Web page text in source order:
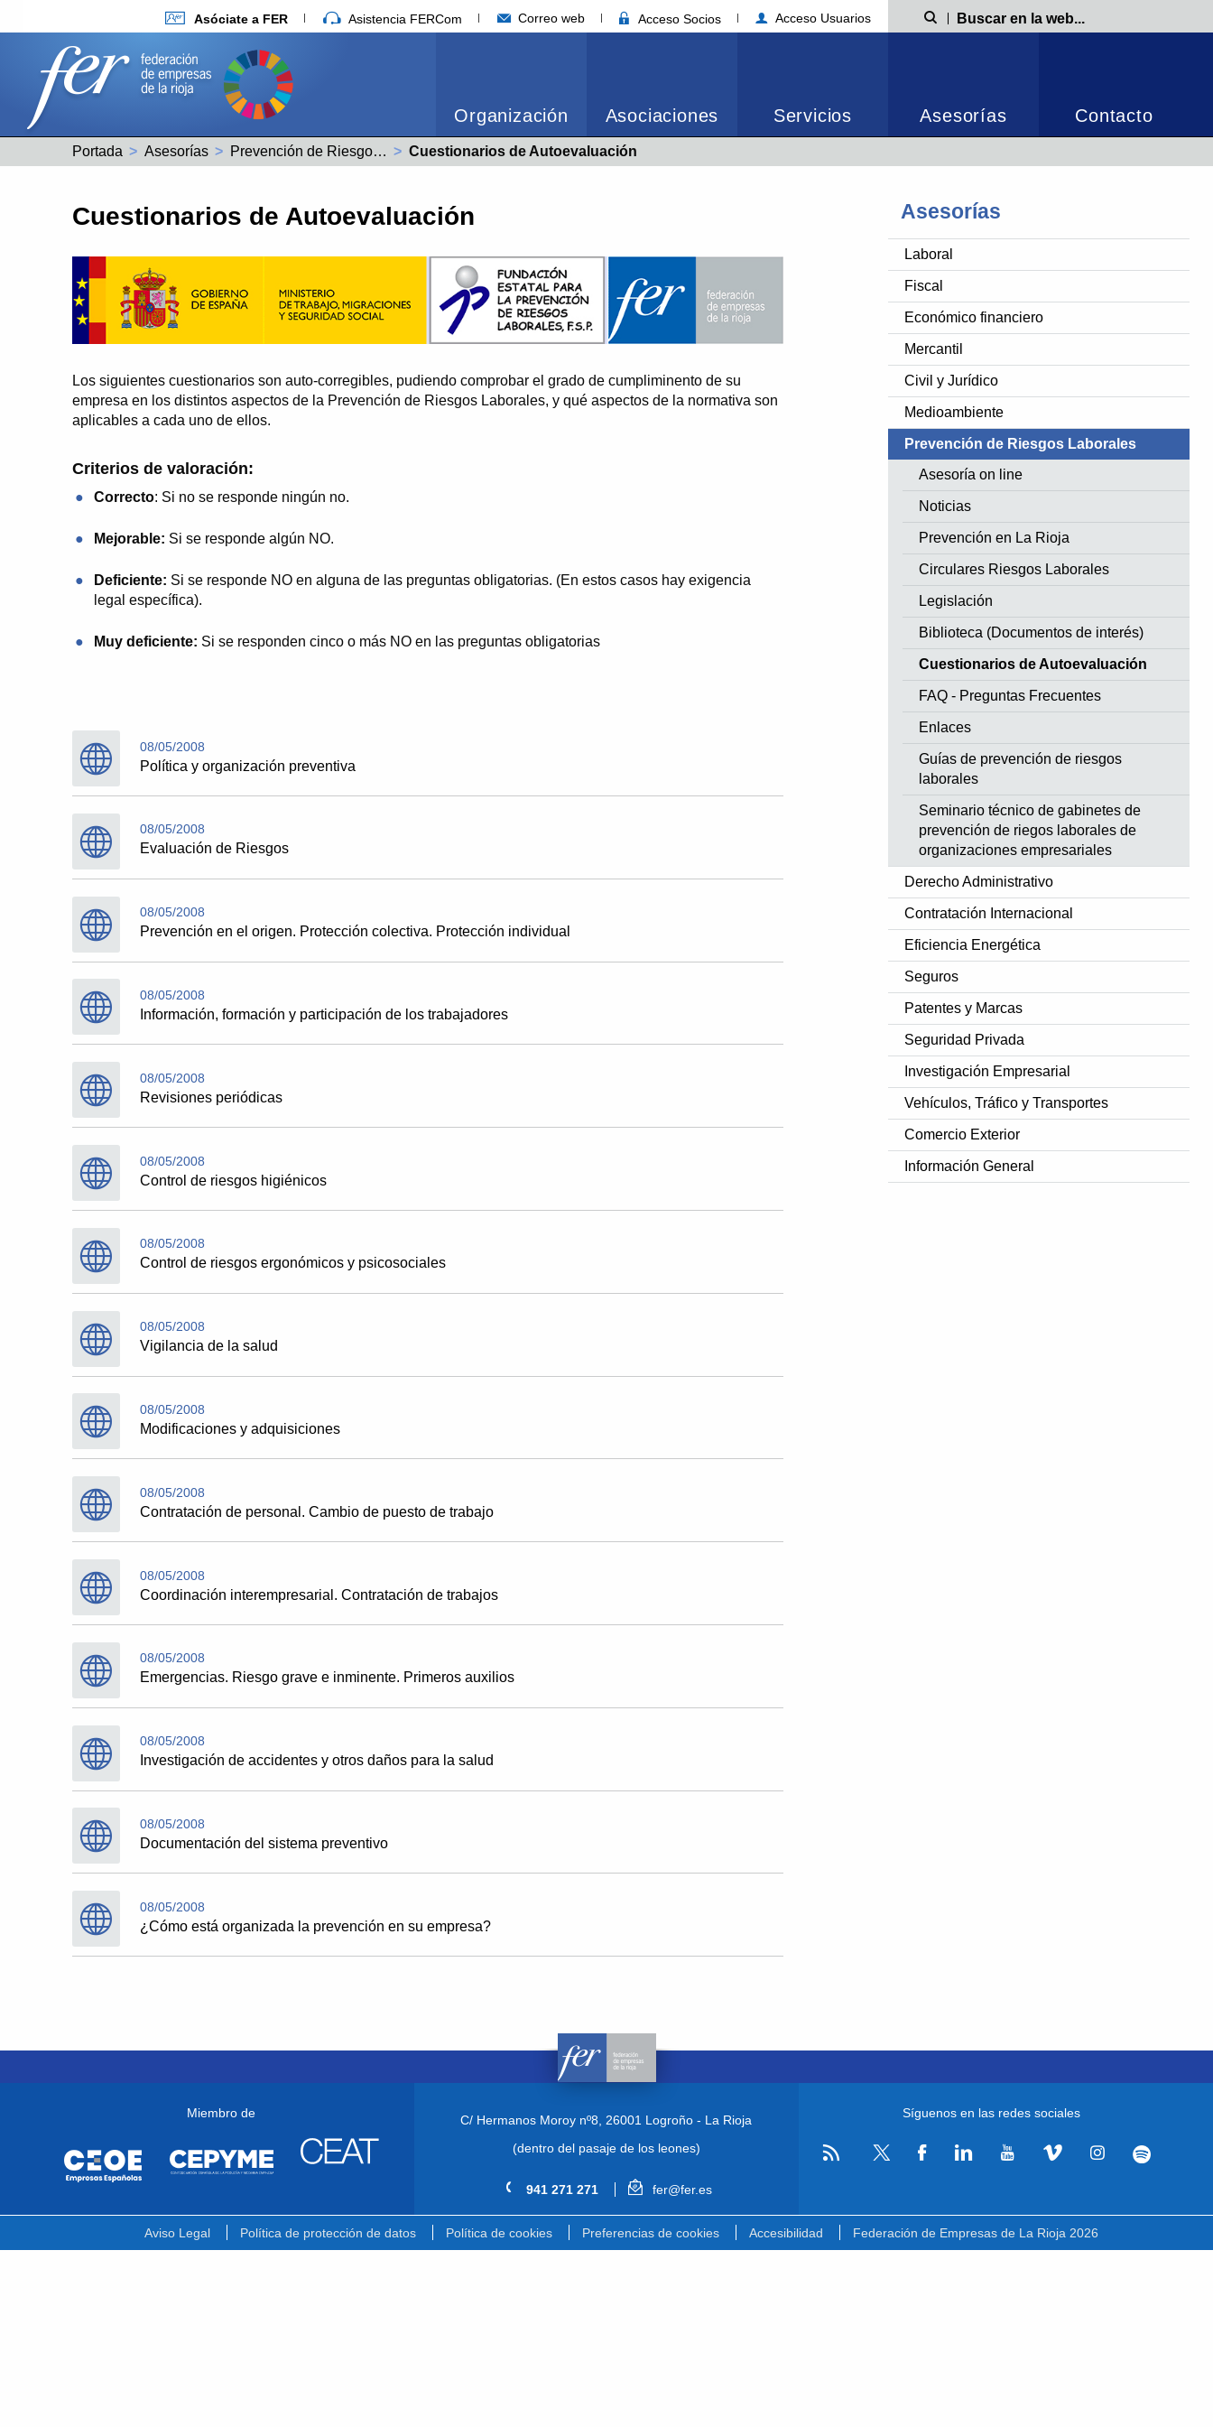
Asóciate a FER Asistencia FERCom Correo web Acceso Socios Acceso Usuarios Búsqueda
Organización Asociaciones Servicios Asesorías Contacto
Portada Asesorías Prevención de Riesgos Laborales Actual:
Cuestionarios de Autoevaluación
Asesorías
Laboral
Fiscal
Económico financiero
Mercantil
Civil y Jurídico
Medioambiente
Prevención de Riesgos Laborales
Asesoría on line
Noticias
Prevención en La Rioja
Circulares Riesgos Laborales
Legislación
Biblioteca (Documentos de interés)
Cuestionarios de Autoevaluación
FAQ - Preguntas Frecuentes
Enlaces
Guías de prevención de riesgos
laborales
Seminario técnico de gabinetes de
prevención de riegos laborales de
organizaciones empresariales
Derecho Administrativo
Contratación Internacional
Eficiencia Energética
Seguros
Patentes y Marcas
Seguridad Privada
Investigación Empresarial
Vehículos, Tráfico y Transportes
Comercio Exterior
Información General
Cuestionarios de Autoevaluación
Los siguientes cuestionarios son auto-corregibles, pudiendo comprobar el grado de cumpliminento de su
empresa en los distintos aspectos de la Prevención de Riesgos Laborales, y qué aspectos de la normativa son
aplicables a cada uno de ellos.
Criterios de valoración:
Correcto: Si no se responde ningún no.
Mejorable: Si se responde algún NO.
Deficiente: Si se responde NO en alguna de las preguntas obligatorias. (En estos casos hay exigencia
legal específica).
Muy deficiente: Si se responden cinco o más NO en las preguntas obligatorias
08/05/2008
Política y organización preventiva
08/05/2008
Evaluación de Riesgos
08/05/2008
Prevención en el origen. Protección colectiva. Protección individual
08/05/2008
Información, formación y participación de los trabajadores
08/05/2008
Revisiones periódicas
08/05/2008
Control de riesgos higiénicos
08/05/2008
Control de riesgos ergonómicos y psicosociales
08/05/2008
Vigilancia de la salud
08/05/2008
Modificaciones y adquisiciones
08/05/2008
Contratación de personal. Cambio de puesto de trabajo
08/05/2008
Coordinación interempresarial. Contratación de trabajos
08/05/2008
Emergencias. Riesgo grave e inminente. Primeros auxilios
08/05/2008
Investigación de accidentes y otros daños para la salud
08/05/2008
Documentación del sistema preventivo
08/05/2008
¿Cómo está organizada la prevención en su empresa?
Miembro de C/ Hermanos Moroy nº8, 26001 Logroño - La Rioja
(dentro del pasaje de los leones)
941 271 271 fer@fer.es
Síguenos en las redes sociales
Aviso Legal Política de protección de datos Política de cookies Preferencias de cookies Accesibilidad Federación de Empresas de La Rioja 2026